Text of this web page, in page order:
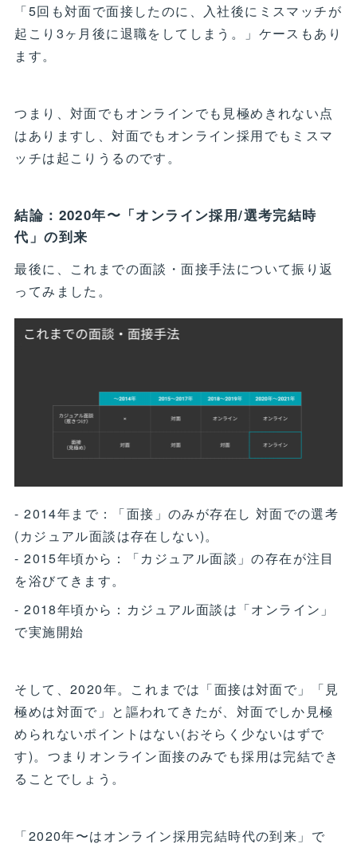
「5回も対面で面接したのに、入社後にミスマッチが
起こり3ヶ月後に退職をしてしまう。」ケースもあり
ます。
つまり、対面でもオンラインでも見極めきれない点
はありますし、対面でもオンライン採用でもミスマ
ッチは起こりうるのです。
結論：2020年〜「オンライン採用/選考完結時
代」の到来
最後に、これまでの面談・面接手法について振り返
ってみました。
- 2014年まで：「面接」のみが存在し 対面での選考
(カジュアル面談は存在しない)。
- 2015年頃から：「カジュアル面談」の存在が注目
を浴びてきます。
- 2018年頃から：カジュアル面談は「オンライン」
で実施開始
そして、2020年。これまでは「面接は対面で」「見
極めは対面で」と謳われてきたが、対面でしか見極
められないポイントはない(おそらく少ないはずで
す)。つまりオンライン面接のみでも採用は完結でき
ることでしょう。
「2020年〜はオンライン採用完結時代の到来」で